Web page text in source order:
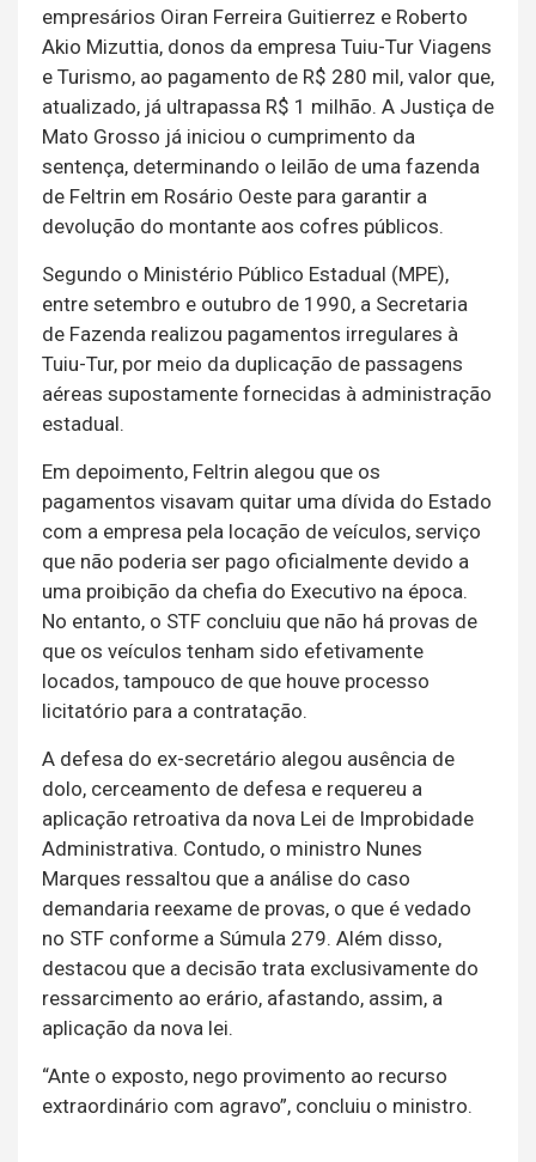
empresários Oiran Ferreira Guitierrez e Roberto
Akio Mizuttia, donos da empresa Tuiu-Tur Viagens
e Turismo, ao pagamento de R$ 280 mil, valor que,
atualizado, já ultrapassa R$ 1 milhão. A Justiça de
Mato Grosso já iniciou o cumprimento da
sentença, determinando o leilão de uma fazenda
de Feltrin em Rosário Oeste para garantir a
devolução do montante aos cofres públicos.
Segundo o Ministério Público Estadual (MPE),
entre setembro e outubro de 1990, a Secretaria
de Fazenda realizou pagamentos irregulares à
Tuiu-Tur, por meio da duplicação de passagens
aéreas supostamente fornecidas à administração
estadual.
Em depoimento, Feltrin alegou que os
pagamentos visavam quitar uma dívida do Estado
com a empresa pela locação de veículos, serviço
que não poderia ser pago oficialmente devido a
uma proibição da chefia do Executivo na época.
No entanto, o STF concluiu que não há provas de
que os veículos tenham sido efetivamente
locados, tampouco de que houve processo
licitatório para a contratação.
A defesa do ex-secretário alegou ausência de
dolo, cerceamento de defesa e requereu a
aplicação retroativa da nova Lei de Improbidade
Administrativa. Contudo, o ministro Nunes
Marques ressaltou que a análise do caso
demandaria reexame de provas, o que é vedado
no STF conforme a Súmula 279. Além disso,
destacou que a decisão trata exclusivamente do
ressarcimento ao erário, afastando, assim, a
aplicação da nova lei.
“Ante o exposto, nego provimento ao recurso
extraordinário com agravo”, concluiu o ministro.